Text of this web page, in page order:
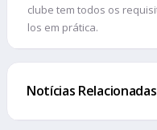
clube tem todos os
los em prática.
Notícias Relacionadas